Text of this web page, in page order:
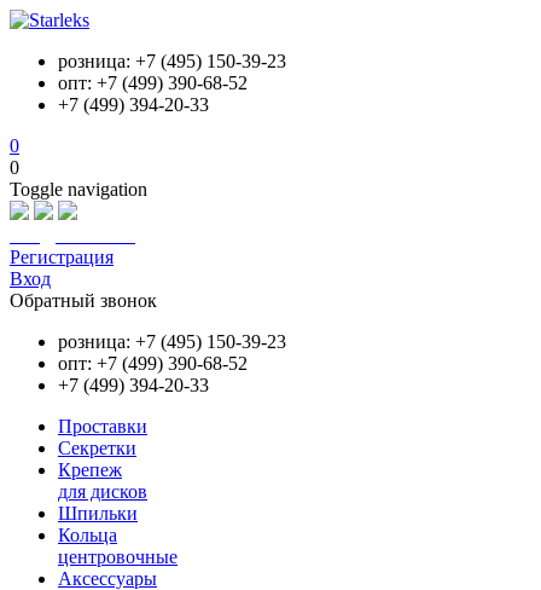
розница: +7 (495) 150-39-23
опт: +7 (499) 390-68-52
+7 (499) 394-20-33
0
0
Toggle navigation
Регистрация
Вход
Обратный звонок
розница: +7 (495) 150-39-23
опт: +7 (499) 390-68-52
+7 (499) 394-20-33
Проставки
Секретки
Крепеж
для дисков
Шпильки
Кольца
центровочные
Аксессуары